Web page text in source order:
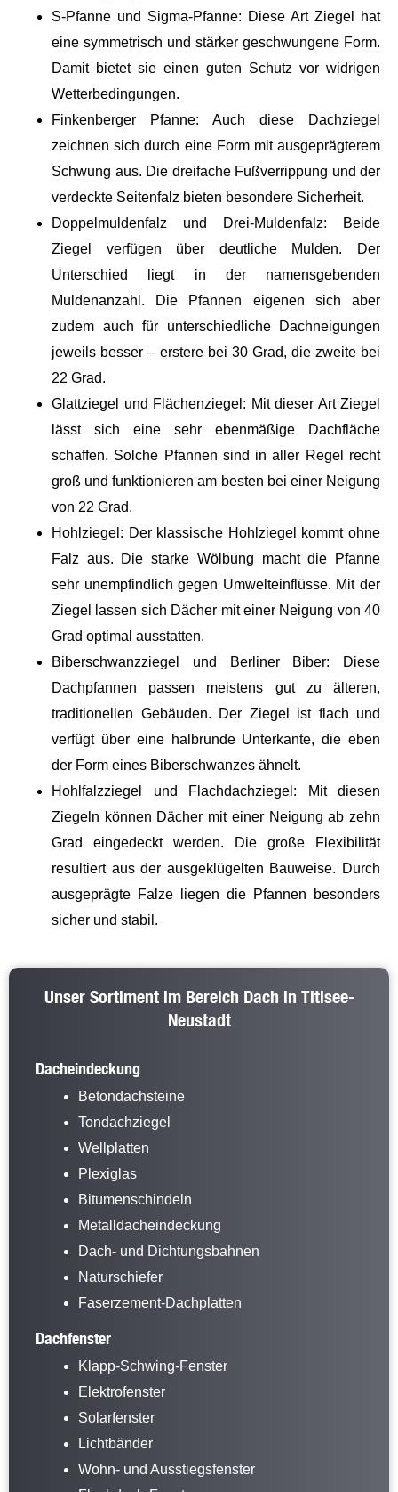
S-Pfanne und Sigma-Pfanne: Diese Art Ziegel hat
eine symmetrisch und stärker geschwungene Form.
Damit bietet sie einen guten Schutz vor widrigen
Wetterbedingungen.
Finkenberger Pfanne: Auch diese Dachziegel
zeichnen sich durch eine Form mit ausgeprägterem
Schwung aus. Die dreifache Fußverrippung und der
verdeckte Seitenfalz bieten besondere Sicherheit.
Doppelmuldenfalz und Drei-Muldenfalz: Beide
Ziegel verfügen über deutliche Mulden. Der
Unterschied liegt in der namensgebenden
Muldenanzahl. Die Pfannen eigenen sich aber
zudem auch für unterschiedliche Dachneigungen
jeweils besser – erstere bei 30 Grad, die zweite bei
22 Grad.
Glattziegel und Flächenziegel: Mit dieser Art Ziegel
lässt sich eine sehr ebenmäßige Dachfläche
schaffen. Solche Pfannen sind in aller Regel recht
groß und funktionieren am besten bei einer Neigung
von 22 Grad.
Hohlziegel: Der klassische Hohlziegel kommt ohne
Falz aus. Die starke Wölbung macht die Pfanne
sehr unempfindlich gegen Umwelteinflüsse. Mit der
Ziegel lassen sich Dächer mit einer Neigung von 40
Grad optimal ausstatten.
Biberschwanzziegel und Berliner Biber: Diese
Dachpfannen passen meistens gut zu älteren,
traditionellen Gebäuden. Der Ziegel ist flach und
verfügt über eine halbrunde Unterkante, die eben
der Form eines Biberschwanzes ähnelt.
Hohlfalzziegel und Flachdachziegel: Mit diesen
Ziegeln können Dächer mit einer Neigung ab zehn
Grad eingedeckt werden. Die große Flexibilität
resultiert aus der ausgeklügelten Bauweise. Durch
ausgeprägte Falze liegen die Pfannen besonders
sicher und stabil.
Unser Sortiment im Bereich Dach in Titisee-
Neustadt
Dacheindeckung
Betondachsteine
Tondachziegel
Wellplatten
Plexiglas
Bitumenschindeln
Metalldacheindeckung
Dach- und Dichtungsbahnen
Naturschiefer
Faserzement-Dachplatten
Dachfenster
Klapp-Schwing-Fenster
Elektrofenster
Solarfenster
Lichtbänder
Wohn- und Ausstiegsfenster